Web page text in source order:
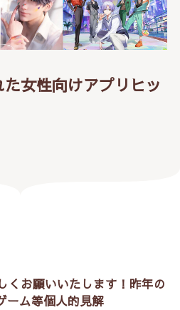
女性向けアプリヒッ
くお願いいたします！昨年の
ーム等個人的見解